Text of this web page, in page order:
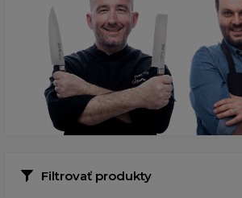
Filtrovať produkty